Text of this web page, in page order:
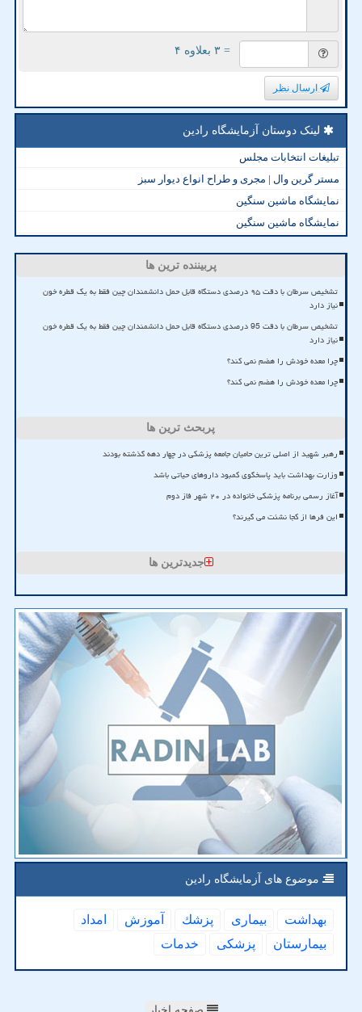
= ۳ بعلاوه ۴
ارسال نظر
لینک دوستان آزمایشگاه رادین
تبلیغات انتخابات مجلس
مستر گرین وال | مجری و طراح انواع دیوار سبز
نمایشگاه ماشین سنگین
نمایشگاه ماشین سنگین
پربیننده ترین ها
تشخیص سرطان با دقت ۹۵ درصدی دستگاه قابل حمل دانشمندان چین فقط به یک قطره خون
نیاز دارد
تشخیص سرطان با دقت 95 درصدی دستگاه قابل حمل دانشمندان چین فقط به یک قطره خون
نیاز دارد
چرا معده خودش را هضم نمی کند؟
چرا معده خودش را هضم نمی کند؟
پربحث ترین ها
رهبر شهید از اصلی ترین حامیان جامعه پزشکی در چهار دهه گذشته بودند
وزارت بهداشت باید پاسخگوی کمبود داروهای حیاتی باشد
آغاز رسمی برنامه پزشکی خانواده در ۲۰ شهر فاز دوم
این فرها از کجا نشئت می گیرند؟
جدیدترین ها
موضوع های آزمایشگاه رادین
بهداشت بیماری پزشك آموزش
امداد
بیمارستان
پزشكی خدمات